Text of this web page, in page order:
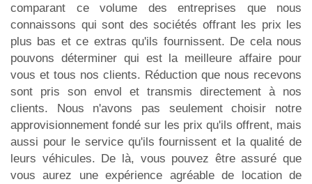
comparant ce volume des entreprises que nous
connaissons qui sont des sociétés offrant les prix les
plus bas et ce extras qu'ils fournissent. De cela nous
pouvons déterminer qui est la meilleure affaire pour
vous et tous nos clients. Réduction que nous recevons
sont pris son envol et transmis directement à nos
clients. Nous n'avons pas seulement choisir notre
approvisionnement fondé sur les prix qu'ils offrent, mais
aussi pour le service qu'ils fournissent et la qualité de
leurs véhicules. De là, vous pouvez être assuré que
vous aurez une expérience agréable de location de